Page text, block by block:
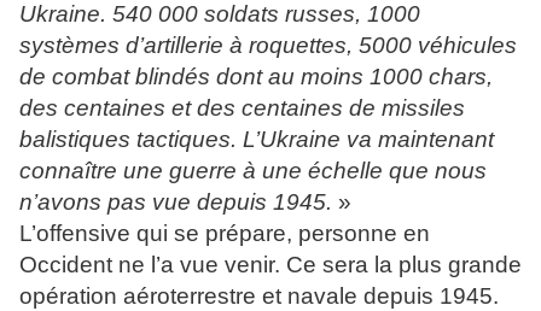
Ukraine. 540 000 soldats russes, 1000
systèmes d’artillerie à roquettes, 5000 véhicules
de combat blindés dont au moins 1000 chars,
des centaines et des centaines de missiles
balistiques tactiques. L’Ukraine va maintenant
connaître une guerre à une échelle que nous
n’avons pas vue depuis 1945. »
L’offensive qui se prépare, personne en
Occident ne l’a vue venir. Ce sera la plus grande
opération aéroterrestre et navale depuis 1945.